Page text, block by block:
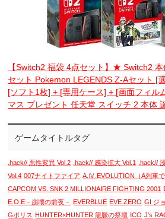
【Switch2 福袋 4点セット】★ Switch2
セット Pokemon LEGENDS Z-Aセット [
[ソフト1枚] + [専用ケース] + [画面フィル
マス プレゼント 任天堂 スイッチ 2 本体
ゲームタイトルタグ
.hack// 悪性変異 Vol.2 .hack// 感染拡大 Vol.1 .hack//
Vol.4 007ナイトファイア A.Ⅳ.EVOLUTION（A列車で
CAPCOM VS. SNK 2 MILLIONAIRE FIGHTING 2001
E.O.E－崩壊の前夜－
EVERBLUE EVE ZERO GI ジ
Gポリス HUNTER×HUNTER 龍脈の祭壇 ICO J's